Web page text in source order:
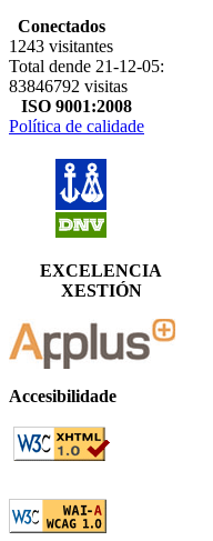
Conectados
1243 visitantes
Total dende 21-12-05:
83846792 visitas
ISO 9001:2008
Política de calidade
EXCELENCIA
XESTIÓN
Accesibilidade